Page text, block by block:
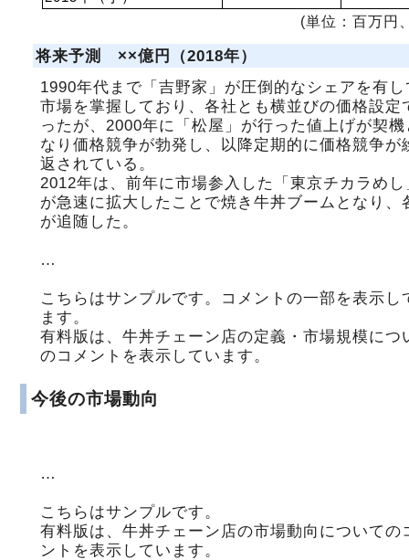
(単位：百万円
将来予測 ××億円（2018年）
1990年代まで「吉野家」が圧倒的なシェアを有し
市場を掌握しており、各社とも横並びの価格設定
ったが、2000年に「松屋」が行った値上げが契機
なり価格競争が勃発し、以降定期的に価格競争が
返されている。
2012年は、前年に市場参入した「東京チカラめし
が急速に拡大したことで焼き牛丼ブームとなり、
が追随した。
…
こちらはサンプルです。コメントの一部を表示し
ます。
有料版は、牛丼チェーン店の定義・市場規模につ
のコメントを表示しています。
今後の市場動向
…
こちらはサンプルです。
有料版は、牛丼チェーン店の市場動向についての
ントを表示しています。